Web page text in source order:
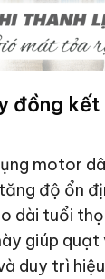
đồng
motor
độ ổn
dài tuổi
giúp quạt
duy trì